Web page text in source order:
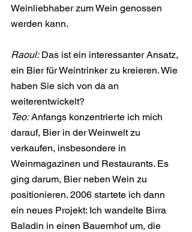
Weinliebhaber zum Wein genossen
werden kann.
Raoul: Das ist ein interessanter Ansatz,
ein Bier für Weintrinker zu kreieren. Wie
haben Sie sich von da an
weiterentwickelt?
Teo: Anfangs konzentrierte ich mich
darauf, Bier in der Weinwelt zu
verkaufen, insbesondere in
Weinmagazinen und Restaurants. Es
ging darum, Bier neben Wein zu
positionieren. 2006 startete ich dann
ein neues Projekt: Ich wandelte Birra
Baladin in einen Bauernhof um, die